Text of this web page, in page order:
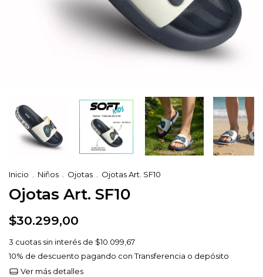
Inicio Niños Ojotas Ojotas Art. SF10
Ojotas Art. SF10
$30.299,00
3 cuotas sin interés de $10.099,67
10% de descuento pagando con Transferencia o depósito
Ver más detalles